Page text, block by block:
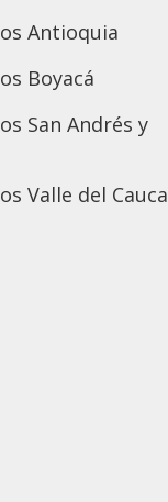
Antioquia
Boyacá
San Andrés y
Valle del Cauca